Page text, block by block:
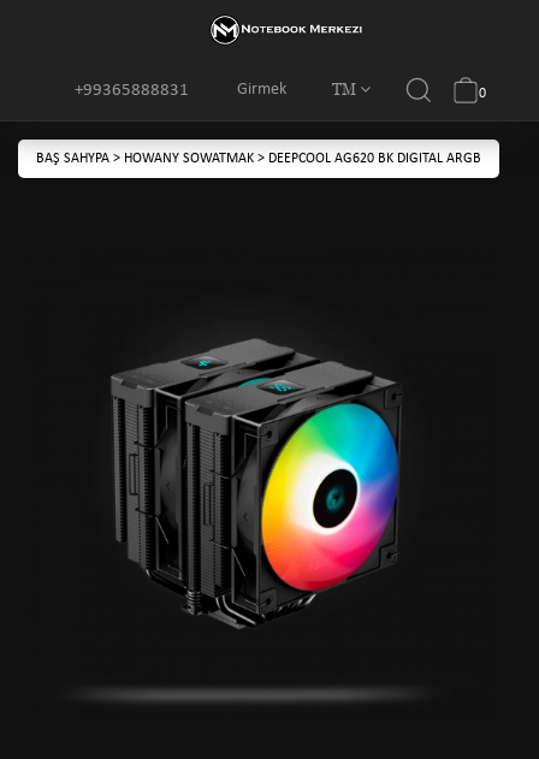
Girmek TM
+99365888831 0
BAŞ SAHYPA > HOWANY SOWATMAK > DEEPCOOL AG620 BK DIGITAL ARGB